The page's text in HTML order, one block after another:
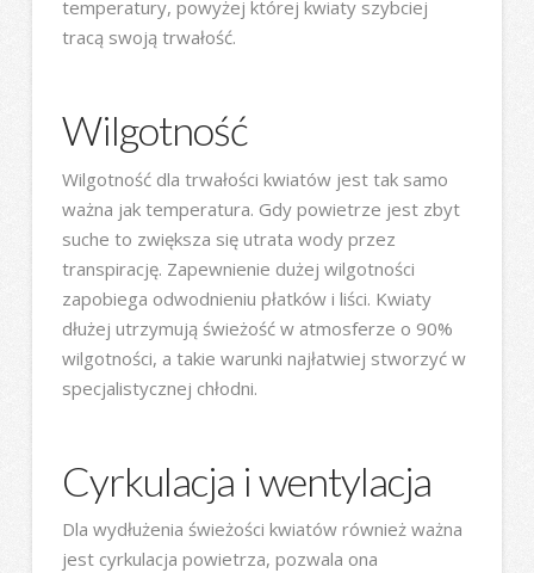
temperatury, powyżej której kwiaty szybciej
tracą swoją trwałość.
Wilgotność
Wilgotność dla trwałości kwiatów jest tak samo
ważna jak temperatura. Gdy powietrze jest zbyt
suche to zwiększa się utrata wody przez
transpirację. Zapewnienie dużej wilgotności
zapobiega odwodnieniu płatków i liści. Kwiaty
dłużej utrzymują świeżość w atmosferze o 90%
wilgotności, a takie warunki najłatwiej stworzyć w
specjalistycznej chłodni.
Cyrkulacja i wentylacja
Dla wydłużenia świeżości kwiatów również ważna
jest cyrkulacja powietrza, pozwala ona